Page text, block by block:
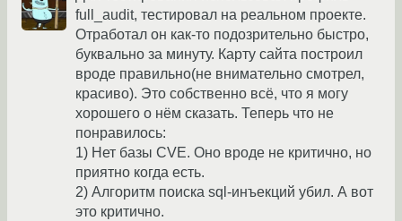
full_audit, тестировал на реальном проекте.
Отработал он как-то подозрительно быстро,
буквально за минуту. Карту сайта построил
вроде правильно(не внимательно смотрел,
красиво). Это собственно всё, что я могу
хорошего о нём сказать. Теперь что не
понравилось:
1) Нет базы CVE. Оно вроде не критично, но
приятно когда есть.
2) Алгоритм поиска sql-инъекций убил. А вот
это критично.